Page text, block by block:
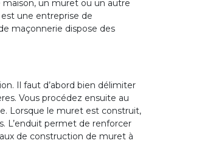
maison, un muret ou un autre
une entreprise de
maçonnerie dispose des
Il faut d’abord bien délimiter
Vous procédez ensuite au
Lorsque le muret est construit,
L’enduit permet de renforcer
de construction de muret à